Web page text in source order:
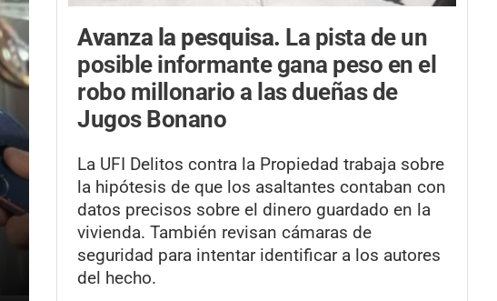
Avanza la pesquisa. La pista de un
posible informante gana peso en el
robo millonario a las dueñas de
Jugos Bonano
La UFI Delitos contra la Propiedad trabaja sobre
la hipótesis de que los asaltantes contaban con
datos precisos sobre el dinero guardado en la
vivienda. También revisan cámaras de
seguridad para intentar identificar a los autores
del hecho.